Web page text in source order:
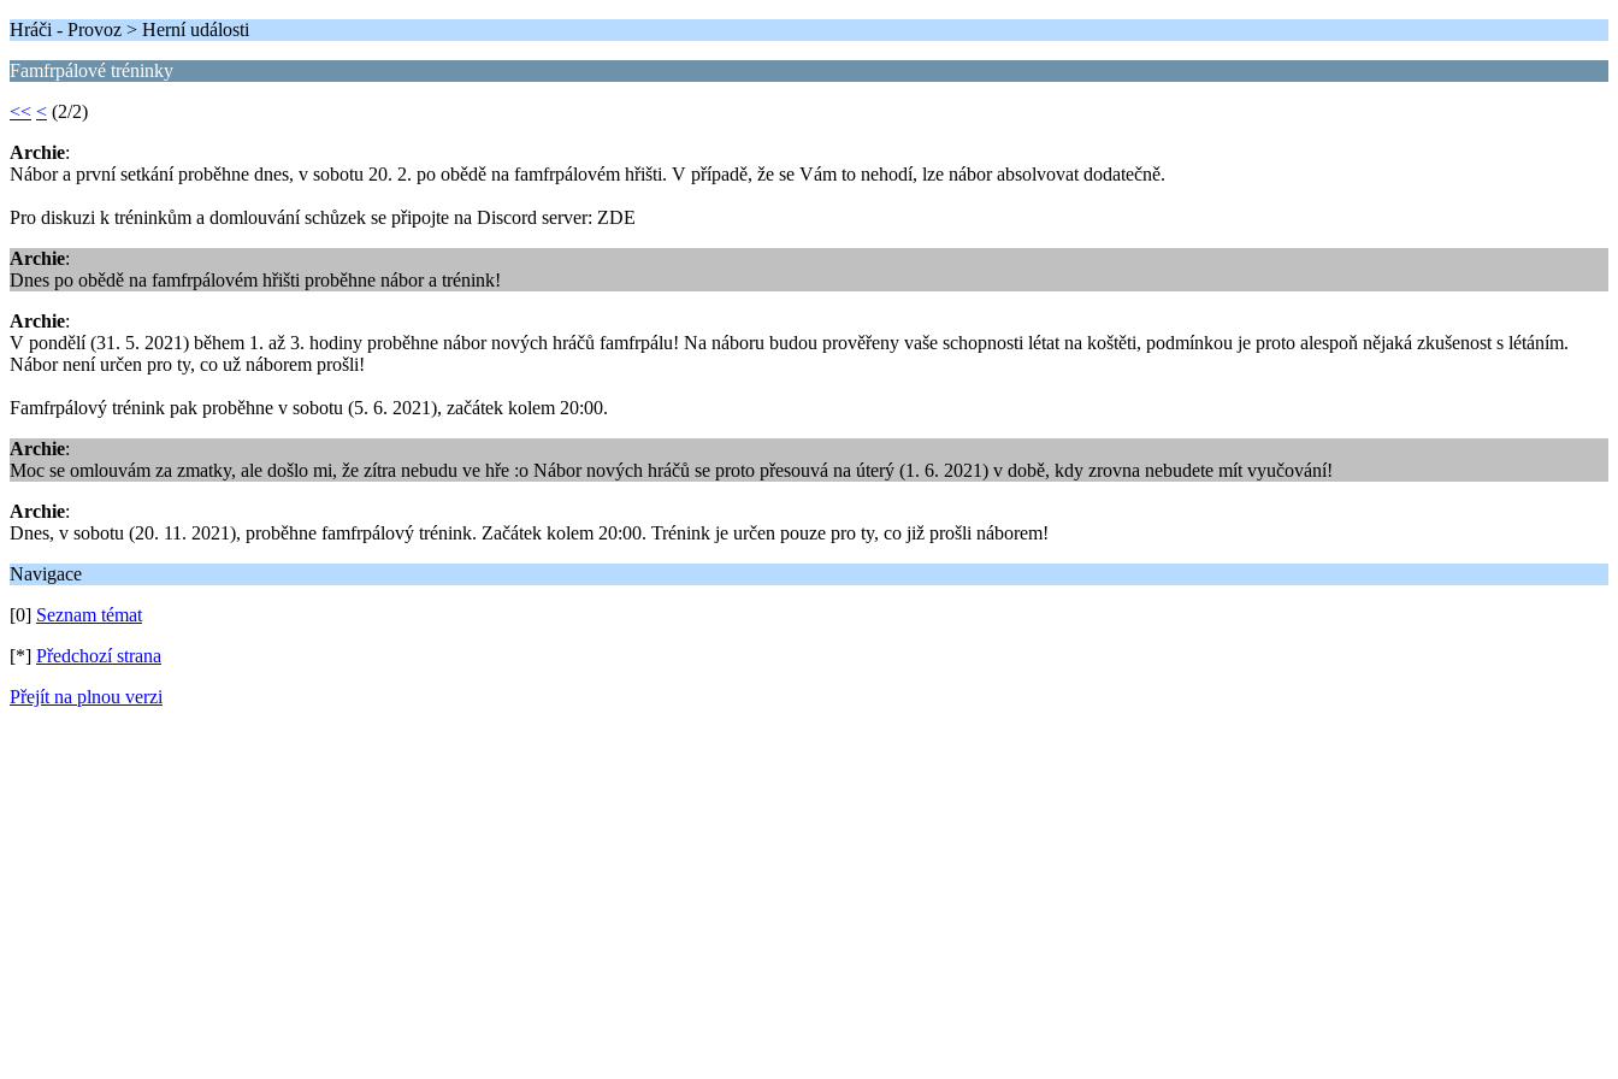
Hráči - Provoz > Herní události
Famfrpálové tréninky
<< < (2/2)
Archie:
Nábor a první setkání proběhne dnes, v sobotu 20. 2. po obědě na famfrpálovém hřišti. V případě, že se Vám to nehodí, lze nábor absolvovat dodatečně.
Pro diskuzi k tréninkům a domlouvání schůzek se připojte na Discord server: ZDE
Archie:
Dnes po obědě na famfrpálovém hřišti proběhne nábor a trénink!
Archie:
V pondělí (31. 5. 2021) během 1. až 3. hodiny proběhne nábor nových hráčů famfrpálu! Na náboru budou prověřeny vaše schopnosti létat na koštěti, podmínkou je proto alespoň nějaká zkušenost s létáním.
Nábor není určen pro ty, co už náborem prošli!
Famfrpálový trénink pak proběhne v sobotu (5. 6. 2021), začátek kolem 20:00.
Archie:
Moc se omlouvám za zmatky, ale došlo mi, že zítra nebudu ve hře :o Nábor nových hráčů se proto přesouvá na úterý (1. 6. 2021) v době, kdy zrovna nebudete mít vyučování!
Archie:
Dnes, v sobotu (20. 11. 2021), proběhne famfrpálový trénink. Začátek kolem 20:00. Trénink je určen pouze pro ty, co již prošli náborem!
Navigace
[0] Seznam témat
[*] Předchozí strana
Přejít na plnou verzi